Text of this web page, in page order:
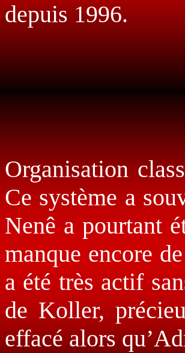
depuis 1996.
Organisation
Ce système a
Nenê a pourtant
manque encore
a été très actif
de Koller,
effacé alors